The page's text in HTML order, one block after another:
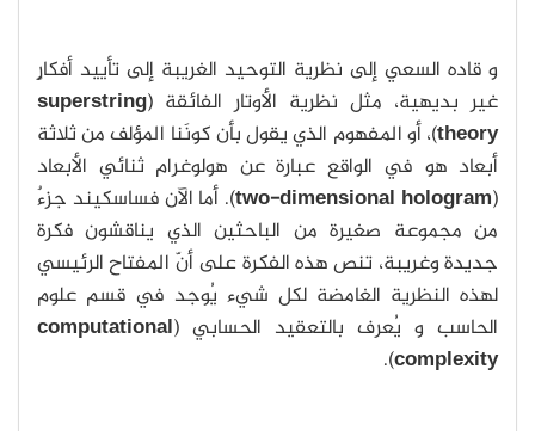
و قاده السعي إلى نظرية التوحيد الغريبة إلى تأييد أفكارٍ
غير بديهية، مثل نظرية الأوتار الفائقة (superstring
theory)، أو المفهوم الذي يقول بأن كونَنا المؤلف من ثلاثة
أبعاد هو في الواقع عبارة عن هولوغرام ثنائي الأبعاد
(
two-dimensional hologram). أما الآن فساسكيند جزءٌ
من مجموعة صغيرة من الباحثين الذي يناقشون فكرة
جديدة وغريبة، تنص هذه الفكرة على أنّ المفتاح الرئيسي
لهذه النظرية الغامضة لكل شيء يُوجد في قسم علوم
الحاسب و يُعرف بالتعقيد الحسابي (computational
complexity
).